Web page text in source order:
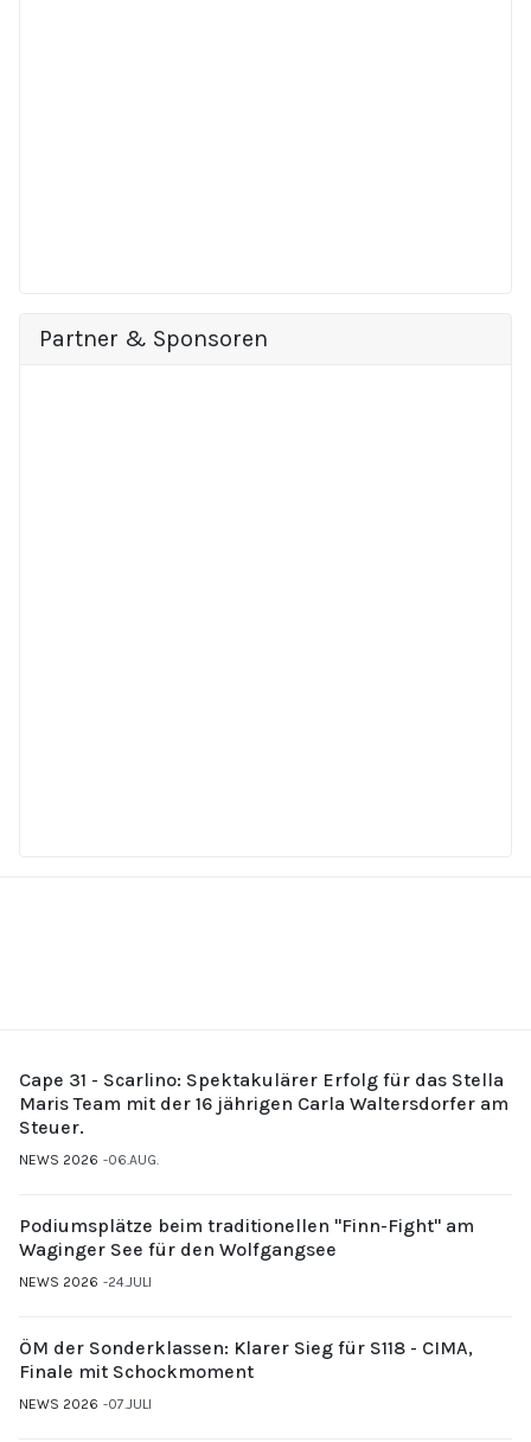
Partner & Sponsoren
Cape 31 - Scarlino: Spektakulärer Erfolg für das Stella
Maris Team mit der 16 jährigen Carla Waltersdorfer am
Steuer.
NEWS 2026 06.AUG.
Podiumsplätze beim traditionellen "Finn-Fight" am
Waginger See für den Wolfgangsee
NEWS 2026 24.JULI
ÖM der Sonderklassen: Klarer Sieg für S118 - CIMA,
Finale mit Schockmoment
NEWS 2026 07.JULI